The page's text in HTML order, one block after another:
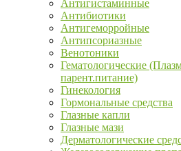
Антигистаминные
Антибиотики
Антигеморройные
Антипсориазные
Венотоники
Гематологические
парент.питание)
Гинекология
Гормональные средства
Глазные капли
Глазные мази
Дерматологические